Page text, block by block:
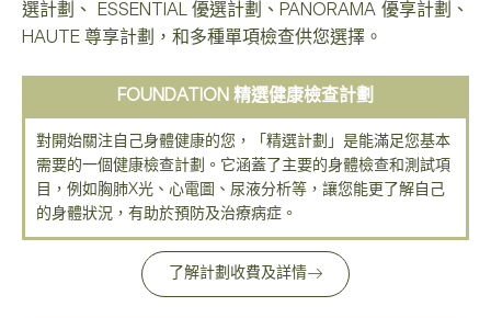
選計劃、 ESSENTIAL 優選計劃、PANORAMA 優享計劃、
HAUTE 尊享計劃，和多種單項檢查供您選擇。
FOUNDATION 精選健康檢查計劃
對開始關注自己身體健康的您，「精選計劃」是能滿足您基本
需要的一個健康檢查計劃。它涵蓋了主要的身體檢查和測試項
目，例如胸肺X光、心電圖、尿液分析等，讓您能更了解自己
的身體狀況，有助於預防及治療病症。
了解計劃收費及詳情